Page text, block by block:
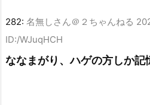
282: 名無しさん＠２ちゃんねる
ID:/WJuqHCH
ななまがり、ハゲの方しか記